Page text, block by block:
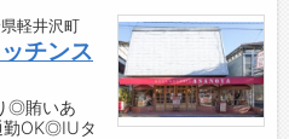
軽井沢町
チンス
◎賄いあ
勤OK◎IUタ